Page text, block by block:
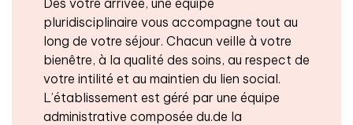
pluridisciplinaire vous accompagne tout au
long de votre séjour. Chacun veille à votre
bienêtre, à la qualité des soins, au respect de
votre intilité et au maintien du lien social.
L’établissement est géré par une équipe
administrative composée du.de la